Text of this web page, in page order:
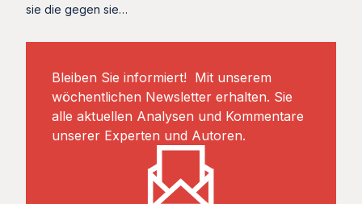
sie die gegen sie…
Bleiben Sie informiert! Mit unserem
wöchentlichen Newsletter erhalten. Sie
alle aktuellen Analysen und Kommentare
unserer Experten und Autoren.